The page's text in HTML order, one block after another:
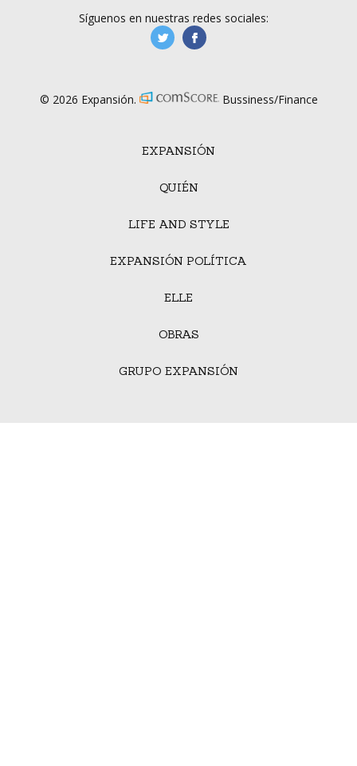
EXPANSIÓN
QUIÉN
LIFE AND STYLE
EXPANSIÓN POLÍTICA
ELLE
OBRAS
GRUPO EXPANSIÓN
Síguenos en nuestras redes sociales:
manufacturaGE
© 2026 Expansión. Bussiness/Finance